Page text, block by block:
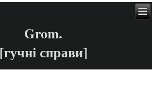
Grom.
[гучні справи]